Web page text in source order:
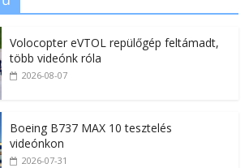
Volocopter eVTOL repülőgép feltámadt,
több videónk róla
2026-08-07
Boeing B737 MAX 10 tesztelés
videónkon
2026-07-31